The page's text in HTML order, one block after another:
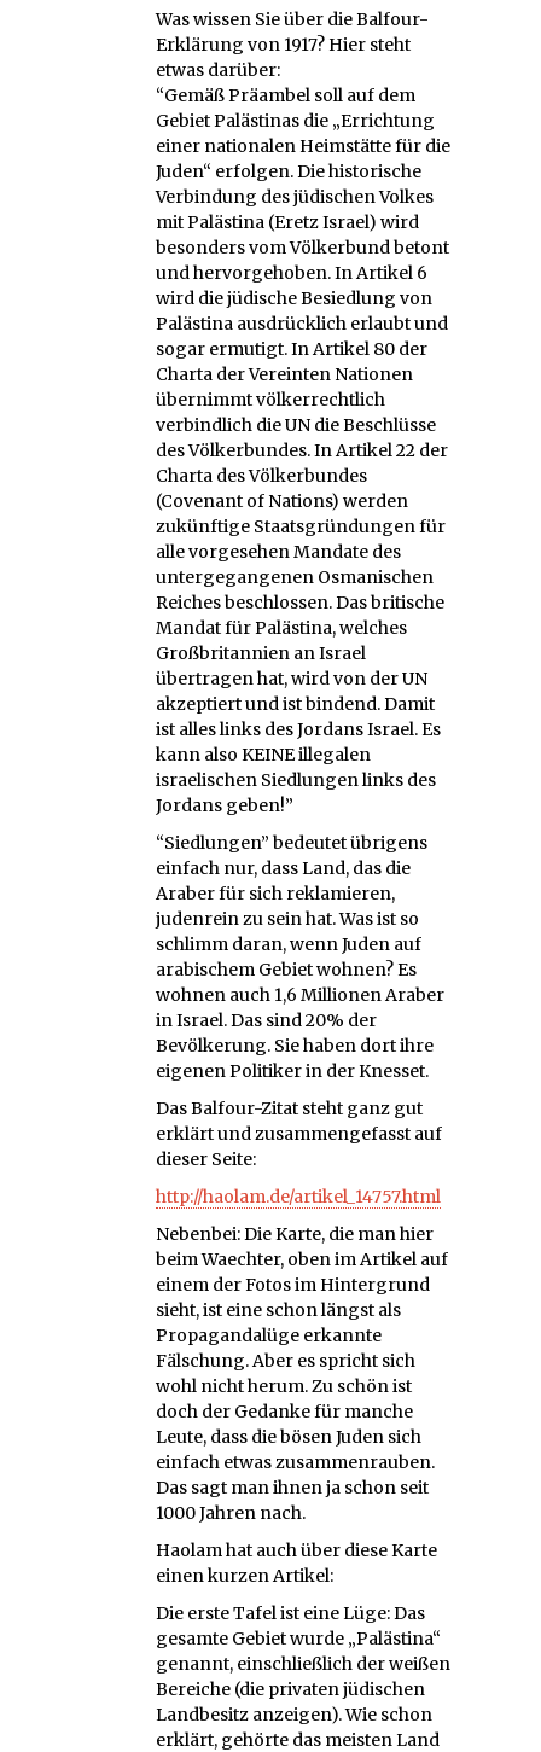
Was wissen Sie über die Balfour-
Erklärung von 1917? Hier steht
etwas darüber:
“Gemäß Präambel soll auf dem
Gebiet Palästinas die „Errichtung
einer nationalen Heimstätte für die
Juden“ erfolgen. Die historische
Verbindung des jüdischen Volkes
mit Palästina (Eretz Israel) wird
besonders vom Völkerbund betont
und hervorgehoben. In Artikel 6
wird die jüdische Besiedlung von
Palästina ausdrücklich erlaubt und
sogar ermutigt. In Artikel 80 der
Charta der Vereinten Nationen
übernimmt völkerrechtlich
verbindlich die UN die Beschlüsse
des Völkerbundes. In Artikel 22 der
Charta des Völkerbundes
(Covenant of Nations) werden
zukünftige Staatsgründungen für
alle vorgesehen Mandate des
untergegangenen Osmanischen
Reiches beschlossen. Das britische
Mandat für Palästina, welches
Großbritannien an Israel
übertragen hat, wird von der UN
akzeptiert und ist bindend. Damit
ist alles links des Jordans Israel. Es
kann also KEINE illegalen
israelischen Siedlungen links des
Jordans geben!”
“Siedlungen” bedeutet übrigens
einfach nur, dass Land, das die
Araber für sich reklamieren,
judenrein zu sein hat. Was ist so
schlimm daran, wenn Juden auf
arabischem Gebiet wohnen? Es
wohnen auch 1,6 Millionen Araber
in Israel. Das sind 20% der
Bevölkerung. Sie haben dort ihre
eigenen Politiker in der Knesset.
Das Balfour-Zitat steht ganz gut
erklärt und zusammengefasst auf
dieser Seite:
http://haolam.de/artikel_14757.html
Nebenbei: Die Karte, die man hier
beim Waechter, oben im Artikel auf
einem der Fotos im Hintergrund
sieht, ist eine schon längst als
Propagandalüge erkannte
Fälschung. Aber es spricht sich
wohl nicht herum. Zu schön ist
doch der Gedanke für manche
Leute, dass die bösen Juden sich
einfach etwas zusammenrauben.
Das sagt man ihnen ja schon seit
1000 Jahren nach.
Haolam hat auch über diese Karte
einen kurzen Artikel:
Die erste Tafel ist eine Lüge: Das
gesamte Gebiet wurde „Palästina“
genannt, einschließlich der weißen
Bereiche (die privaten jüdischen
Landbesitz anzeigen). Wie schon
erklärt, gehörte das meisten Land